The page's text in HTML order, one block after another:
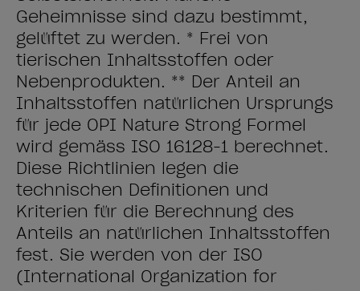
Geheimnisse sind dazu bestimmt,
gelüftet zu werden. * Frei von
tierischen Inhaltsstoffen oder
Nebenprodukten. ** Der Anteil an
Inhaltsstoffen natürlichen Ursprungs
für jede OPI Nature Strong Formel
wird gemäss ISO 16128-1 berechnet.
Diese Richtlinien legen die
technischen Definitionen und
Kriterien für die Berechnung des
Anteils an natürlichen Inhaltsstoffen
fest. Sie werden von der ISO
(International Organization for